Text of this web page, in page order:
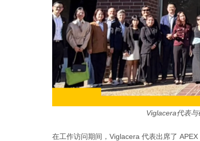
Viglacera代表与
在工作访问期间，Viglacera 代表出席了